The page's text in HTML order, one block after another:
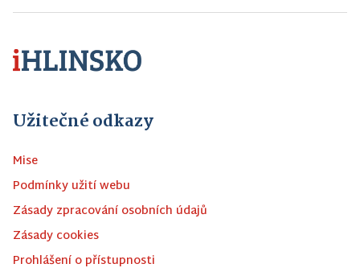
Užitečné odkazy
Mise
Podmínky užití webu
Zásady zpracování osobních údajů
Zásady cookies
Prohlášení o přístupnosti